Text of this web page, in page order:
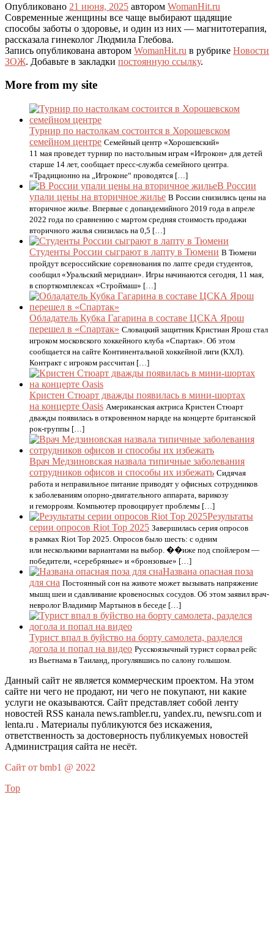
Опубликовано 21 июня, 2025 автором WomanHit.ru
Современные женщины все чаще выбирают щадящие
способы заботы о здоровье, и один из них — магнитотерапия,
рассказала гинеколог Людмила Глебова.
Запись опубликована автором WomanHit.ru в рубрике Новости
ЗОЖ. Добавьте в закладки постоянную ссылку.
More from my site
Турнир по настолкам состоится в Хорошевском
семейном центре Семейный центр «Хорошевский»
11 мая проведет турнир по настольным играм «Игрокон» для детей
старше 14 лет, сообщает пресс-служба семейного центра.
«Традиционно на „Игроконе“ проводятся […]
В России
упали цены на вторичное жилье В России снизились цены на
вторичное жилье. Впервые с допандемийного 2019 года в апреле
2022 года по сравнению с мартом средняя стоимость продажи
вторичного жилья снизилась на 0,5 […]
Студенты России сыграют в лапту в Тюмени В Тюмени
пройдут всероссийские соревнования по лапте среди студентов,
сообщил «Уральский меридиан». Игры начинаются сегодня, 11 мая,
в спорткомплексах «Строймаш» […]
Обладатель Кубка Гагарина в составе ЦСКА Ярош
перешел в «Спартак» Словацкий защитник Кристиан Ярош стал
игроком московского хоккейного клуба «Спартак». Об этом
сообщается на сайте Континентальной хоккейной лиги (КХЛ).
Контракт с игроком рассчитан […]
Кристен Стюарт дважды появилась в мини-шортах
на концерте Oasis Американская актриса Кристен Стюарт
дважды появилась в откровенном наряде на концерте британской
рок-группы […]
Врач Медзиновская назвала типичные заболевания
сотрудников офисов и способы их избежать Сидячая
работа и неправильное питание приводят у офисных сотрудников
к заболеваниям опорно-двигательного аппарата, варикозу
и геморроям. Компьютер провоцирует проблемы […]
Результаты
серии опросов Riot Top 2025 Завершилась серия опросов
в рамках Riot Top 2025. Опросов было шесть: с одним
или несколькими вариантами на выбор. ��иже под спойлером —
победители, «серебряные» и «бронзовые» […]
Названа опасная поза
для сна Постоянный сон на животе может вызывать напряжение
мышц шеи и сдавливание кровеносных сосудов. Об этом заявил врач-
невролог Владимир Мартынов в беседе […]
Турист впал в буйство на борту самолета, разделся
догола и попал на видео Русскоязычный турист сорвал рейс
из Вьетнама в Таиланд, прогулявшись по салону голышом.
Данный сайт не является коммерческим проектом. На этом
сайте ни чего не продают, ни чего не покупают, ни какие
услуги не оказываются. Сайт представляет собой ленту
новостей RSS канала news.rambler.ru, yandex.ru, newsru.com и
lenta.ru . Материалы публикуются без искажения,
ответственность за достоверность публикуемых новостей
Администрация сайта не несёт.
Сайт от bmb1 @ 2022
Top